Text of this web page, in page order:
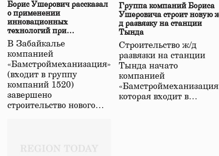
Борис Ушерович рассказал
о применении
инновационных
технологий при
строительстве нового моста
в Забайкалье
В Забайкалье
компанией
«Бамстроймеханизация»
(входит в группу
компаний 1520)
завершено
строительство нового…
Группа компаний Бориса
Ушеровича строит новую
д развязку на станции
Тында
Строительство ж/д
развязки на станции
Тында начато
компанией
которая входит в…